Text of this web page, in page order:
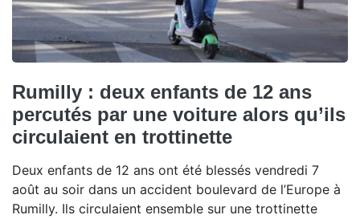
Rumilly : deux enfants de 12 ans
percutés par une voiture alors qu’ils
circulaient en trottinette
Deux enfants de 12 ans ont été blessés vendredi 7
août au soir dans un accident boulevard de l’Europe à
Rumilly. Ils circulaient ensemble sur une trottinette